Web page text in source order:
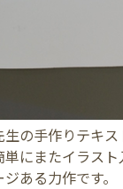
の手作りテキ
にまたイラス
ある力作です。